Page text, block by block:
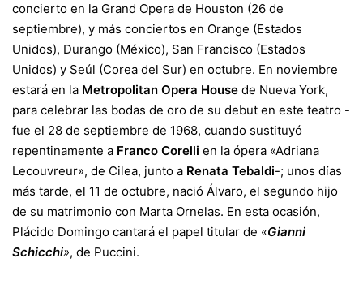
concierto en la Grand Opera de Houston (26 de
septiembre), y más conciertos en Orange (Estados
Unidos), Durango (México), San Francisco (Estados
Unidos) y Seúl (Corea del Sur) en octubre. En noviembre
estará en la Metropolitan Opera House de Nueva York,
para celebrar las bodas de oro de su debut en este teatro -
fue el 28 de septiembre de 1968, cuando sustituyó
repentinamente a Franco Corelli en la ópera «Adriana
Lecouvreur», de Cilea, junto a Renata Tebaldi-; unos días
más tarde, el 11 de octubre, nació Álvaro, el segundo hijo
de su matrimonio con Marta Ornelas. En esta ocasión,
Plácido Domingo cantará el papel titular de «Gianni
Schicchi», de Puccini.